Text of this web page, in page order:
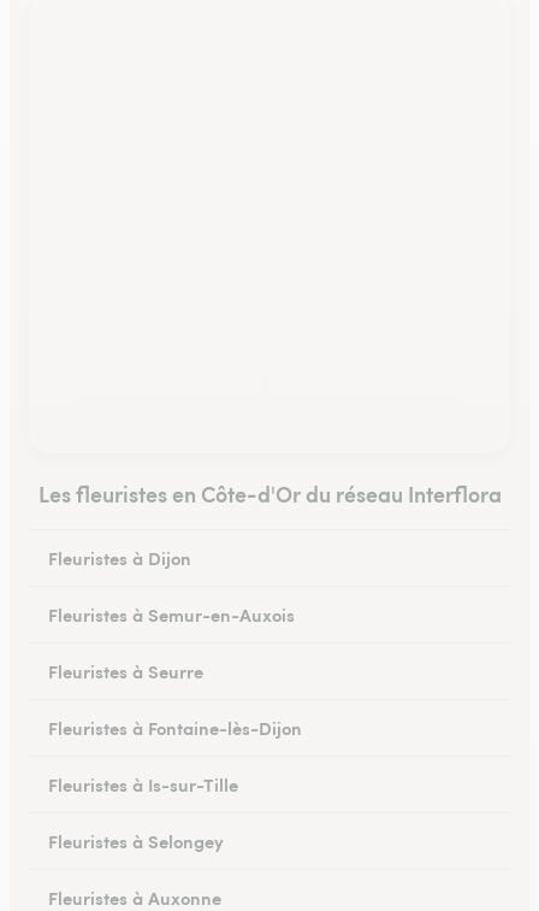
Les fleuristes en Côte-d'Or du réseau Interflora
Fleuristes à Dijon
Fleuristes à Semur-en-Auxois
Fleuristes à Seurre
Fleuristes à Fontaine-lès-Dijon
Fleuristes à Is-sur-Tille
Fleuristes à Selongey
Fleuristes à Auxonne